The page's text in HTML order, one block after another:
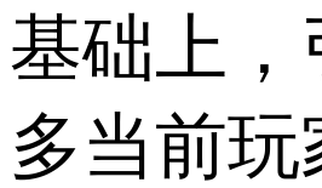
基础上，
多当前玩